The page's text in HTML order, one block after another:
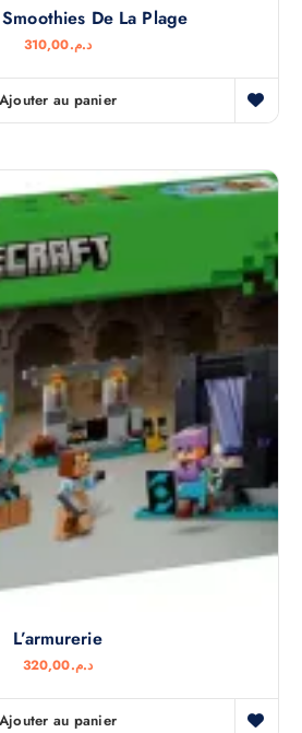
De La Plage
د.م.310,00
Ajouter au panier
L’armurerie
د.م.320,00
Ajouter au panier